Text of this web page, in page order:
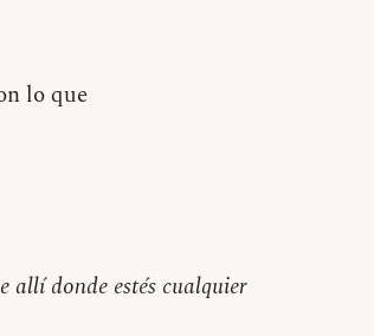
lo que
allí donde estés cualquier